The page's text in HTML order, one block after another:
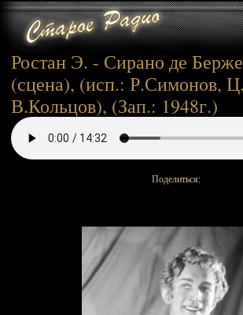
Ростан Э. - Сирано де
(сцена), (исп.: Р.Симонов,
В.Кольцов), (Зап.: 1948г.)
Поделиться: